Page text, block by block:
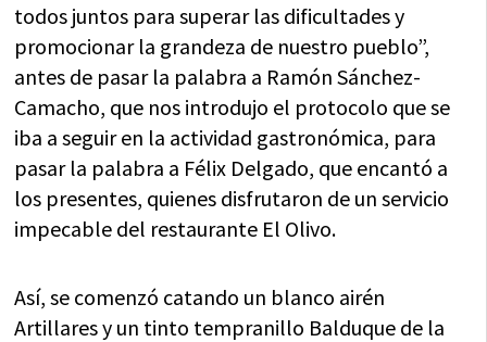
todos juntos para superar las dificultades y
promocionar la grandeza de nuestro pueblo”,
antes de pasar la palabra a Ramón Sánchez-
Camacho, que nos introdujo el protocolo que se
iba a seguir en la actividad gastronómica, para
pasar la palabra a Félix Delgado, que encantó a
los presentes, quienes disfrutaron de un servicio
impecable del restaurante El Olivo.
Así, se comenzó catando un blanco airén
Artillares y un tinto tempranillo Balduque de la